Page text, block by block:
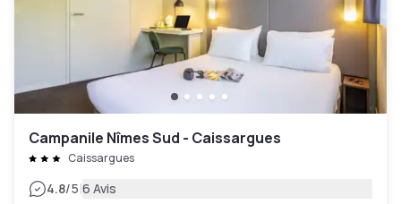
Campanile Nîmes Sud - Caissargues
Caissargues
4.8/5|6 Avis